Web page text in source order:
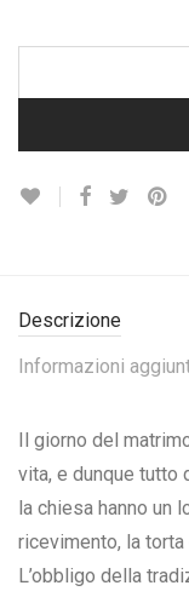
Descrizione
Informazioni
Il giorno del
vita, e dunque tutto
la chiesa hanno un
ricevimento, la
L’obbligo della